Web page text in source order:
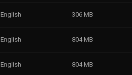
English 306 MB
English 804 MB
English 804 MB